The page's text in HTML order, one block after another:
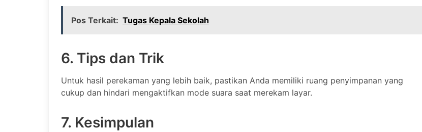
Pos Terkait: Tugas Kepala Sekolah
6. Tips dan Trik
Untuk hasil perekaman yang lebih baik, pastikan Anda memiliki ruang penyimpanan yang
cukup dan hindari mengaktifkan mode suara saat merekam layar.
7. Kesimpulan